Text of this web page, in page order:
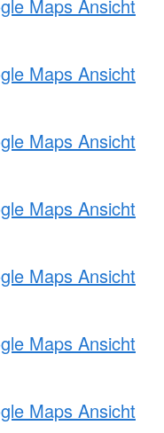
Maps Ansicht
Maps Ansicht
Maps Ansicht
Maps Ansicht
Maps Ansicht
Maps Ansicht
Maps Ansicht